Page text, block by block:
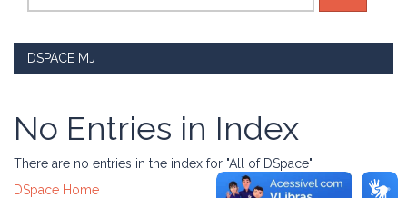
DSPACE MJ
No Entries in Index
There are no entries in the index for "All of DSpace".
DSpace Home